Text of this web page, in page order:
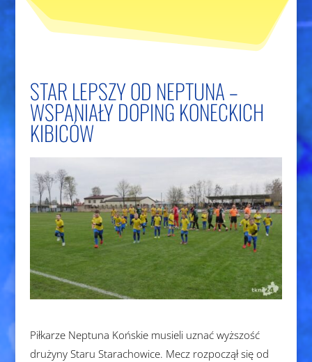
STAR LEPSZY OD NEPTUNA –
WSPANIAŁY DOPING KONECKICH
KIBICÓW
Piłkarze Neptuna Końskie musieli uznać wyższość
drużyny Staru Starachowice. Mecz rozpoczął się od